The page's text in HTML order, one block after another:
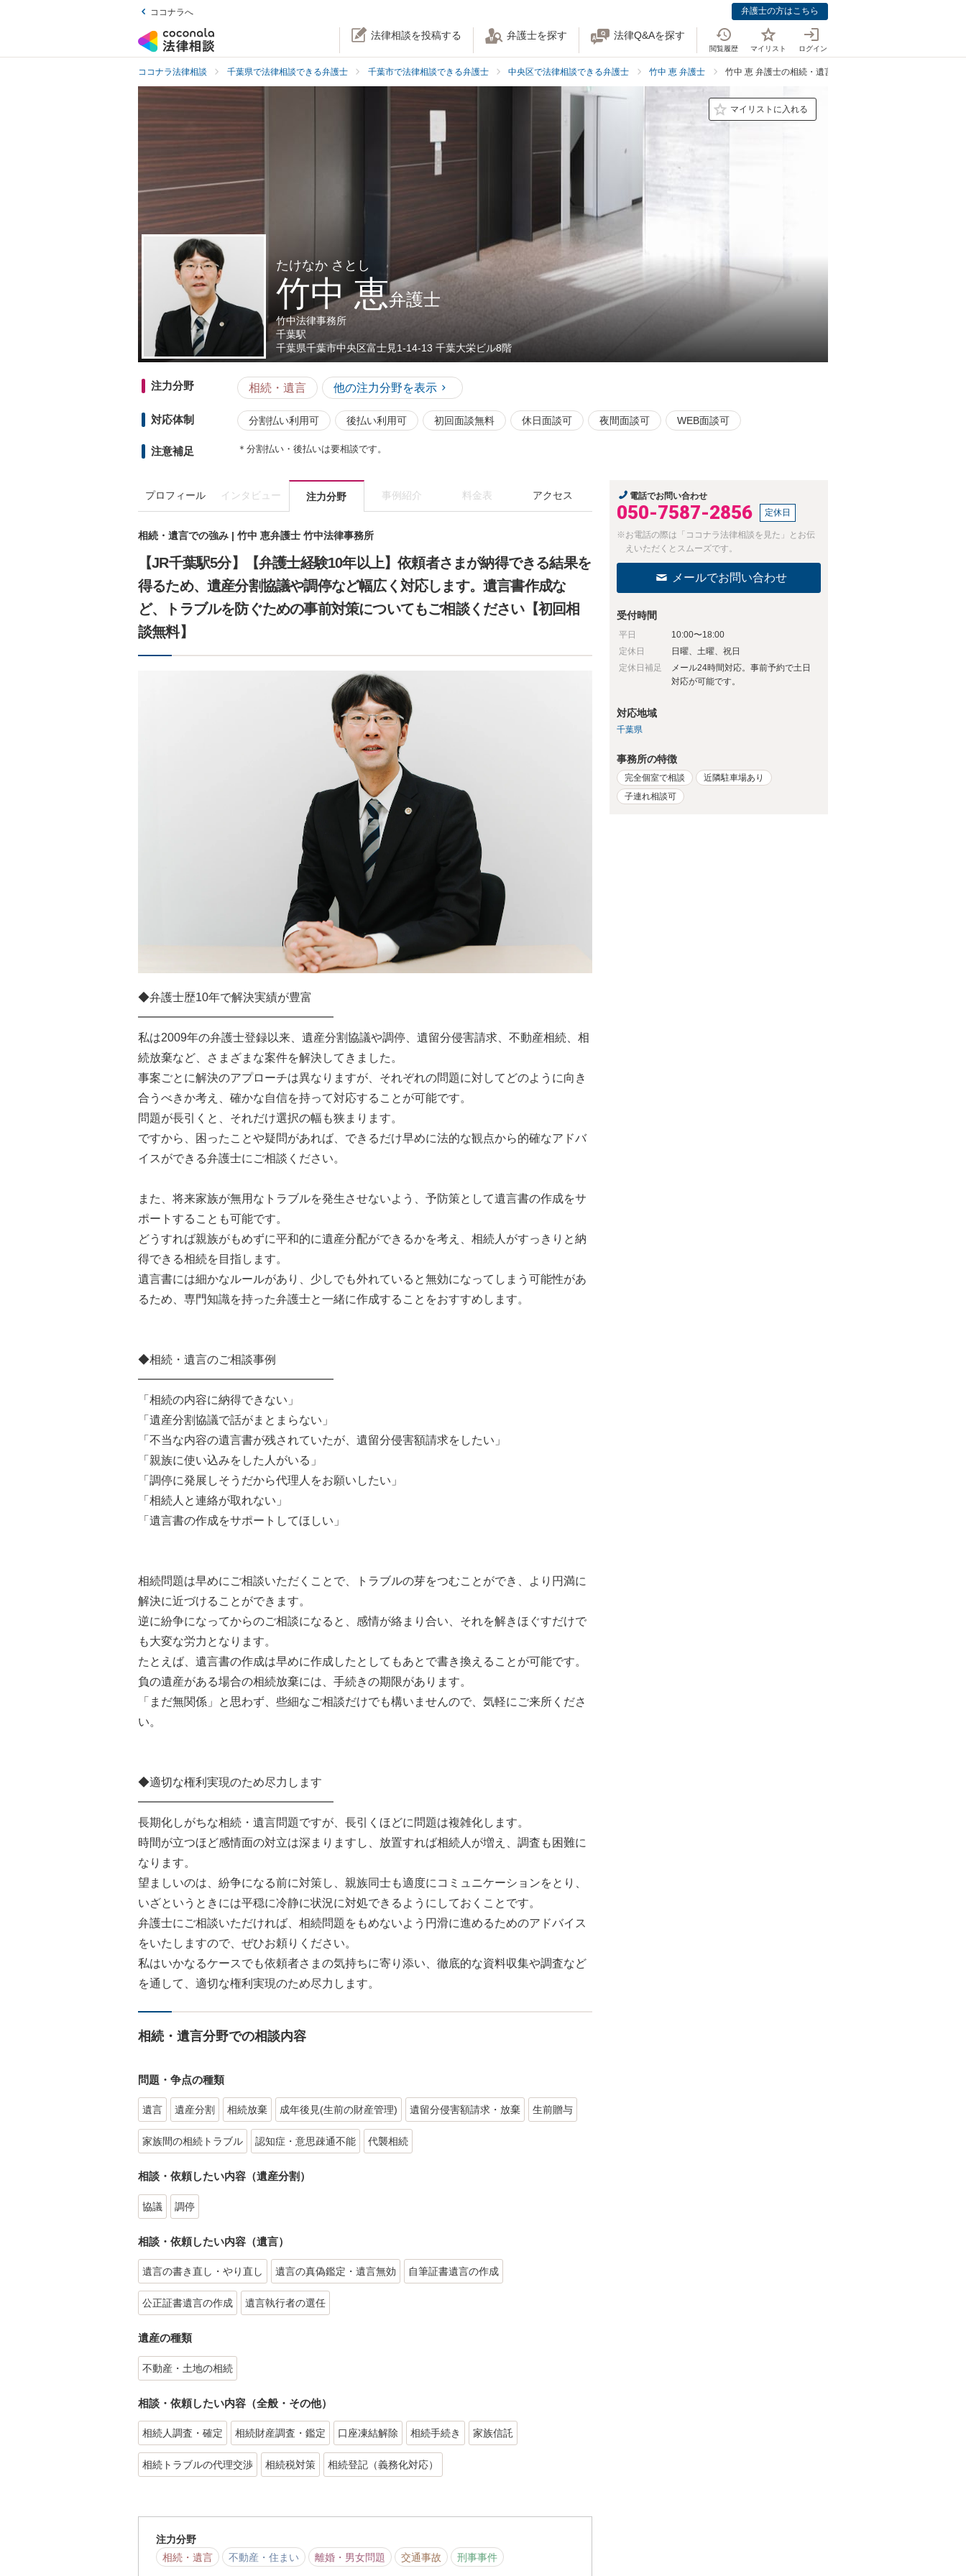
ココナラへ 弁護士の方はこちら
法律相談を投稿する 弁護士を探す 法律Q&Aを探す
閲覧履歴 マイリスト ログイン
ココナラ法律相談 千葉県で法律相談できる弁護士 千葉市で法律相談できる弁護士 中央区で法律相談できる弁護士 竹中 恵 弁護士 竹中 恵 弁護士の相続・遺言での強み
マイリストに入れる
たけなか さとし
竹中 恵弁護士
竹中法律事務所
千葉駅
千葉県千葉市中央区富士見1-14-13 千葉大栄ビル8階
注力分野 相続・遺言 他の注力分野を表示
対応体制 分割払い利用可 後払い利用可 初回面談無料 休日面談可 夜間面談可 WEB面談可
注意補足 ＊分割払い・後払いは要相談です。
プロフィール インタビュー 注力分野 事例紹介 料金表 アクセス
相続・遺言での強み | 竹中 恵弁護士 竹中法律事務所
【JR千葉駅5分】【弁護士経験10年以上】依頼者さまが納得できる結果を
得るため、遺産分割協議や調停など幅広く対応します。遺言書作成な
ど、トラブルを防ぐための事前対策についてもご相談ください【初回相
談無料】
◆弁護士歴10年で解決実績が豊富
━━━━━━━━━━━━━━━━━
私は2009年の弁護士登録以来、遺産分割協議や調停、遺留分侵害請求、不動産相続、相
続放棄など、さまざまな案件を解決してきました。
事案ごとに解決のアプローチは異なりますが、それぞれの問題に対してどのように向き
合うべきか考え、確かな自信を持って対応することが可能です。
問題が長引くと、それだけ選択の幅も狭まります。
ですから、困ったことや疑問があれば、できるだけ早めに法的な観点から的確なアドバ
イスができる弁護士にご相談ください。
また、将来家族が無用なトラブルを発生させないよう、予防策として遺言書の作成をサ
ポートすることも可能です。
どうすれば親族がもめずに平和的に遺産分配ができるかを考え、相続人がすっきりと納
得できる相続を目指します。
遺言書には細かなルールがあり、少しでも外れていると無効になってしまう可能性があ
るため、専門知識を持った弁護士と一緒に作成することをおすすめします。
◆相続・遺言のご相談事例
━━━━━━━━━━━━━━━━━
「相続の内容に納得できない」
「遺産分割協議で話がまとまらない」
「不当な内容の遺言書が残されていたが、遺留分侵害額請求をしたい」
「親族に使い込みをした人がいる」
「調停に発展しそうだから代理人をお願いしたい」
「相続人と連絡が取れない」
「遺言書の作成をサポートしてほしい」
相続問題は早めにご相談いただくことで、トラブルの芽をつむことができ、より円満に
解決に近づけることができます。
逆に紛争になってからのご相談になると、感情が絡まり合い、それを解きほぐすだけで
も大変な労力となります。
たとえば、遺言書の作成は早めに作成したとしてもあとで書き換えることが可能です。
負の遺産がある場合の相続放棄には、手続きの期限があります。
「まだ無関係」と思わず、些細なご相談だけでも構いませんので、気軽にご来所くださ
い。
◆適切な権利実現のため尽力します
━━━━━━━━━━━━━━━━━
長期化しがちな相続・遺言問題ですが、長引くほどに問題は複雑化します。
時間が立つほど感情面の対立は深まりますし、放置すれば相続人が増え、調査も困難に
なります。
望ましいのは、紛争になる前に対策し、親族同士も適度にコミュニケーションをとり、
いざというときには平穏に冷静に状況に対処できるようにしておくことです。
弁護士にご相談いただければ、相続問題をもめないよう円滑に進めるためのアドバイス
をいたしますので、ぜひお頼りください。
私はいかなるケースでも依頼者さまの気持ちに寄り添い、徹底的な資料収集や調査など
を通して、適切な権利実現のため尽力します。
相続・遺言分野での相談内容
問題・争点の種類
遺言 遺産分割 相続放棄 成年後見(生前の財産管理) 遺留分侵害額請求・放棄 生前贈与
家族間の相続トラブル 認知症・意思疎通不能 代襲相続
相談・依頼したい内容（遺産分割）
協議 調停
相談・依頼したい内容（遺言）
遺言の書き直し・やり直し 遺言の真偽鑑定・遺言無効 自筆証書遺言の作成
公正証書遺言の作成 遺言執行者の選任
遺産の種類
不動産・土地の相続
相談・依頼したい内容（全般・その他）
相続人調査・確定 相続財産調査・鑑定 口座凍結解除 相続手続き 家族信託
相続トラブルの代理交渉 相続税対策 相続登記（義務化対応）
注力分野
相続・遺言
不動産・住まい 離婚・男女問題 交通事故 刑事事件
電話でお問い合わせ
050-7587-2856 定休日
※お電話の際は「ココナラ法律相談を見た」とお伝
えいただくとスムーズです。
メールでお問い合わせ
受付時間
平日
10:00〜18:00
定休日
日曜、土曜、祝日
定休日補足
メール24時間対応。事前予約で土日
対応が可能です。
対応地域
千葉県
事務所の特徴
完全個室で相談
近隣駐車場あり
子連れ相談可